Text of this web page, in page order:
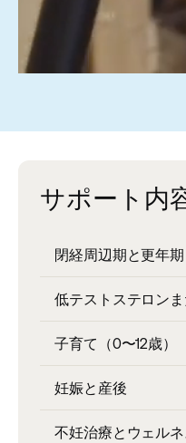
サポート内
閉経周辺期と更年期
低テストステロン
子育て（0〜12歳）
妊娠と産後
不妊治療とウェル